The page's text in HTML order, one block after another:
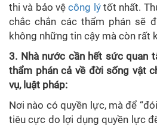
thi và bảo vệcông lýtốt nhất.
chắc chắn các thẩm phán sẽ
không những tin cậy mà còn rất
3. Nhà nước cần hết sức quan
thẩm phán cả về đời sống vật
vụ, luật pháp:
Nơi nào có quyền lực, mà để
tiêu cực do lợi dụng quyền lực